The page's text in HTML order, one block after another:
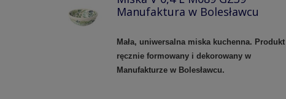
Manufaktura w Bolesławcu
Mała, uniwersalna miska kuchenna. Produkt
ręcznie formowany i dekorowany w
Manufakturze w Bolesławcu.